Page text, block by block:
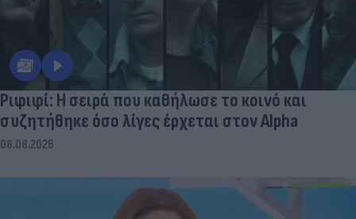
Ριφιφί: Η σειρά που καθήλωσε το κοινό και
συζητήθηκε όσο λίγες έρχεται στον Alpha
08.08.2026